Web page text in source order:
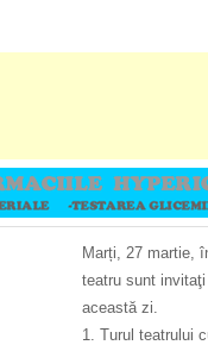
Marți, 27 martie,
teatru sunt
această zi.
1. Turul teatrului